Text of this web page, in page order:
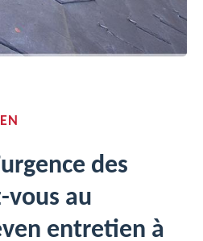
des
vous au
entretien à